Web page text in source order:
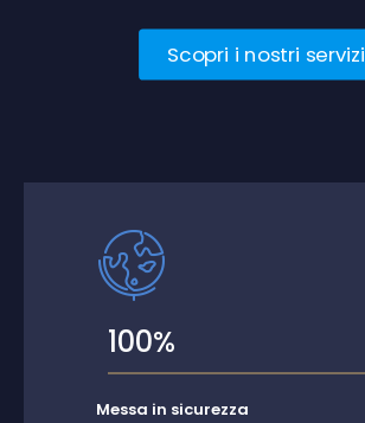
Scopri i nostri servizi
100%
Messa in sicurezza